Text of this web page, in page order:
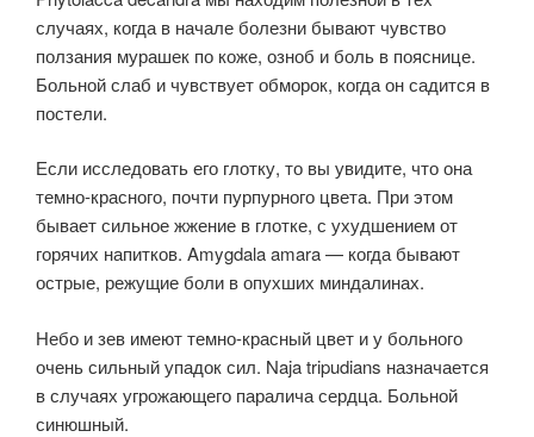
случаях, когда в начале болезни бывают чувство
ползания мурашек по коже, озноб и боль в пояснице.
Больной слаб и чувствует обморок, когда он садится в
постели.
Если исследовать его глотку, то вы увидите, что она
темно-красного, почти пурпурного цвета. При этом
бывает сильное жжение в глотке, с ухудшением от
горячих напитков. Amygdala amara — когда бывают
острые, режущие боли в опухших миндалинах.
Небо и зев имеют темно-красный цвет и у больного
очень сильный упадок сил. Naja tripudians назначается
в случаях угрожающего паралича сердца. Больной
синюшный.